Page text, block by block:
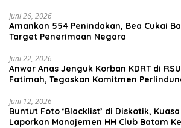
Juni 26, 2026
Amankan 554 Penindakan, Bea Cukai
Target Penerimaan Negara
Juni 22, 2026
Anwar Anas Jenguk Korban KDRT di
Fatimah, Tegaskan Komitmen
Juni 12, 2026
Buntut Foto ‘Blacklist’ di Diskotik, Kuasa
Laporkan Manajemen HH Club Batam